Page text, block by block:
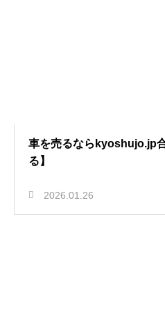
車を売るならkyoshujo.jp
る】
2026.01.26